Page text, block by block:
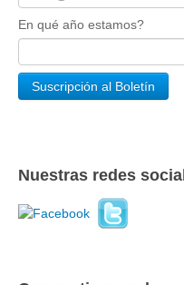
En qué año estamos?
Nuestras redes